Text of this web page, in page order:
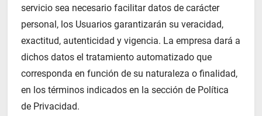
servicio sea necesario facilitar datos de carácter
personal, los Usuarios garantizarán su veracidad,
exactitud, autenticidad y vigencia. La empresa dará a
dichos datos el tratamiento automatizado que
corresponda en función de su naturaleza o finalidad,
en los términos indicados en la sección de Política
de Privacidad.